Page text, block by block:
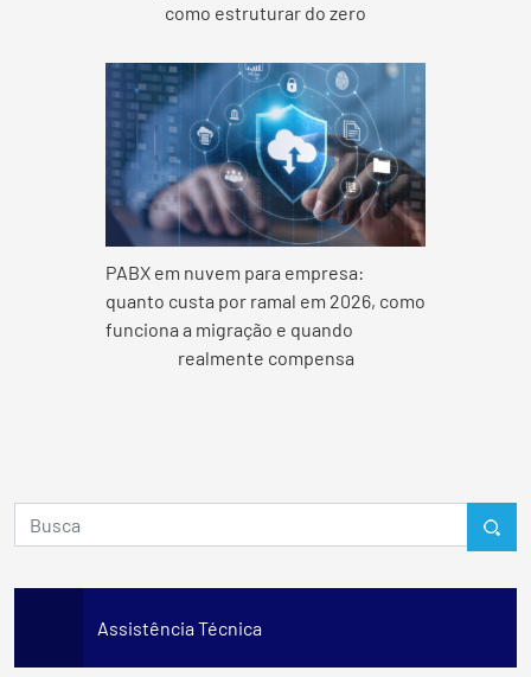
como estruturar do zero
PABX em nuvem para empresa:
quanto custa por ramal em 2026, como
funciona a migração e quando
realmente compensa
Assistência Técnica